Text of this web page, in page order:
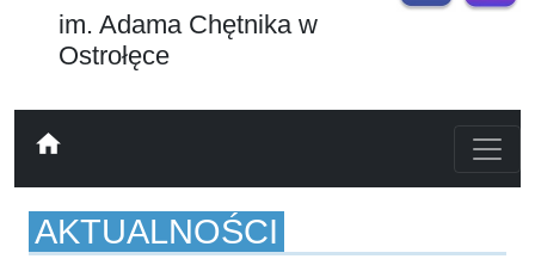
im. Adama Chętnika w
Ostrołęce
home
AKTUALNOŚCI